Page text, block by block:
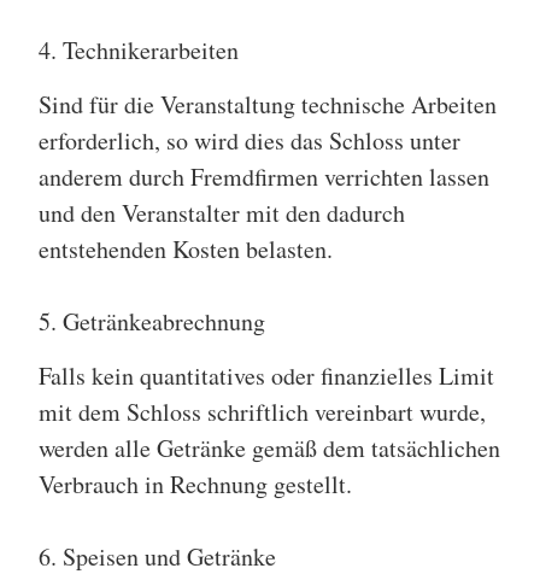
4. Technikerarbeiten
Sind für die Veranstaltung technische Arbeiten
erforderlich, so wird dies das Schloss unter
anderem durch Fremdfirmen verrichten lassen
und den Veranstalter mit den dadurch
entstehenden Kosten belasten.
5. Getränkeabrechnung
Falls kein quantitatives oder finanzielles Limit
mit dem Schloss schriftlich vereinbart wurde,
werden alle Getränke gemäß dem tatsächlichen
Verbrauch in Rechnung gestellt.
6. Speisen und Getränke